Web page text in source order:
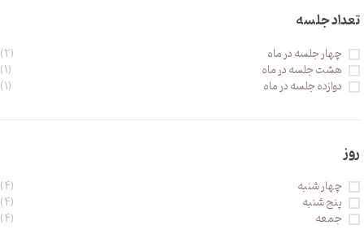
تعداد جلسه
چهار جلسه در ماه (2)
هشت جلسه در ماه (1)
دوازده جلسه در ماه (1)
روز
چهار شنبه (4)
پنج شنبه (4)
جمعه (4)